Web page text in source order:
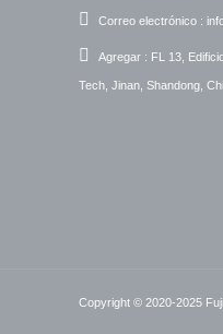
Correo electrónico :
Agregar : FL 13,
Tech, Jinan, Shandong,
Copyright © 2020-2025